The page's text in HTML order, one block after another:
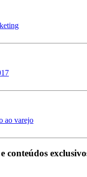
ao varejo
conteúdos